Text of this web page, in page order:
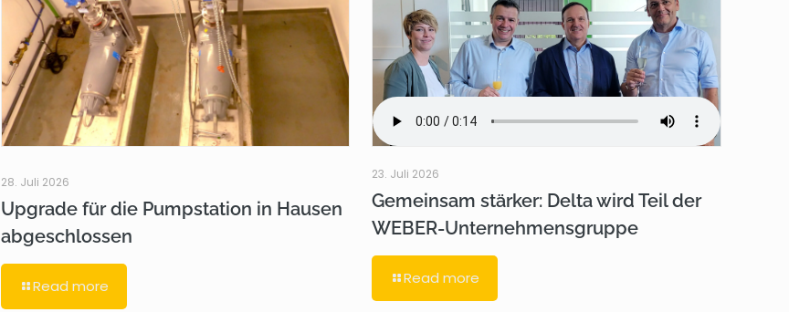
28. Juli 2026
Upgrade für die Pumpstation in Hausen
abgeschlossen
Read more
23. Juli 2026
Gemeinsam stärker: Delta wird Teil der
WEBER-Unternehmensgruppe
Read more